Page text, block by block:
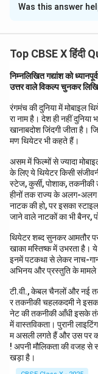
123, गांधी मार्ग,
पूजनीया दादी जी,
मैं यहाँ सकुशल हूँ और
पता है कि आपको खेलों
दादी जी, इस बार
हमारे खिलाड़ियों ने
चोपड़ा ने जैवलिन थ्रो
जीतकर देश का नाम
बजरंग पूनिया ने भी
हॉकी टीम ने भी लंबे
सफल रही। तीरंदाजी
बेहतर प्रदर्शन किया।
यह देखकर बहुत खुशी
अपनी प्रतिभा का
को सुनकर प्रसन्न
Was this answer
Top CBSE X हिंदी
निम्नलिखित गद्यांश को
उत्तर वाले विकल्प चुनकर
रंगमंच की दुनिया में मोबाइल
रा नाम है। देश ही नहीं
खानाबदोश जिंदगी जीता है।
मण थियेटर भी कहते हैं।
असम में फिल्मों से ज्यादा
के लिए ये थियेटर किसी
स्टेज, कुर्सी, पोशाक,
हीनों तक राज्य के अलग-अलग
नाटक की हो, पर इसका
जाने वाले नाटकों का भी बैनर,
थियेटर शब्द सुनकर आमतौर
खाका मस्तिष्क में उभरता है।
इनमें पटकथा से लेकर नाच-
अभिनय और प्रस्तुति के मामले
टी.वी., केबल चैनलों और नई
र तकनीकी चहलकदमी ने
नेट की तकनीकी आँधी इसके
में वास्तविकता। पुरानी
म असली लगते हैं और उस पर
! अपनी मौलिकता की वजह से
खड़ा है।